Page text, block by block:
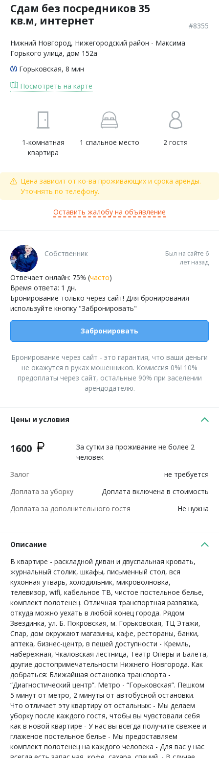
Сдам без посредников 35
кв.м, интернет
#8355
Нижний Новгород, Нижегородский район - Максима
Горького улица, дом 152а
Горьковская, 8 мин
Посмотреть на карте
1-комнатная
квартира
1 спальное место 2 гостя
Цена зависит от ко-ва проживающих и срока аренды.
Уточнять по телефону.
Оставить жалобу на объявление
Собственник
Был на сайте 6
лет назад
Отвечает онлайн: 75% (часто)
Время ответа: 1 дн.
Бронирование только через сайт! Для бронирования
используйте кнопку "Забронировать"
Забронировать
Бронирование через сайт - это гарантия, что ваши деньги
не окажутся в руках мошенников. Комиссия 0%! 10%
предоплаты через сайт, остальные 90% при заселении
арендодателю.
Цены и условия
1600
За сутки за проживание не более 2
человек
Залог
не требуется
Доплата за уборку
Доплата включена в стоимость
Доплата за дополнительного гостя
Не нужна
Описание
В квартире - раскладной диван и двуспальная кровать,
журнальный столик, шкафы, письменный стол, вся
кухонная утварь, холодильник, микроволновка,
телевизор, wifi, кабельное ТВ, чистое постельное белье,
комплект полотенец. Отличная транспортная развязка,
откуда можно уехать в любой конец города. Рядом
Звездинка, ул. Б. Покровская, м. Горьковская, ТЦ Этажи,
Спар, дом окружают магазины, кафе, рестораны, банки,
аптека, бизнес-центр, в пешей доступности - Кремль,
набережная, Чкаловская лестница, Театр Оперы и Балета,
другие достопримечательности Нижнего Новгорода. Как
добраться: Ближайшая остановка транспорта -
“Диагностический центр”. Метро - “Горьковская”. Пешком
5 минут от метро, 2 минуты от автобусной остановки.
Что отличает эту квартиру от остальных: - Мы делаем
уборку после каждого гостя, чтобы вы чувстовали себя
как в новой квартире - У нас вы всегда получите свежее и
глаженое постельное белье - Мы предоставляем
комплект полотенец на каждого человека - Для вас у нас